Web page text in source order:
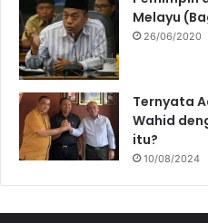
Melayu
26/06/2020
Ternyata
Wahid
itu?
10/08/2024